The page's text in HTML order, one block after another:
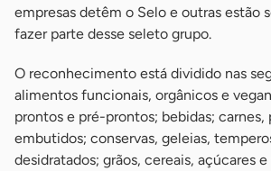
empresas detêm o Selo e outras estão
fazer parte desse seleto grupo.
O reconhecimento está dividido nas
alimentos funcionais, orgânicos e
prontos e pré-prontos; bebidas; carnes,
embutidos; conservas, geleias,
desidratados; grãos, cereais, açúcares